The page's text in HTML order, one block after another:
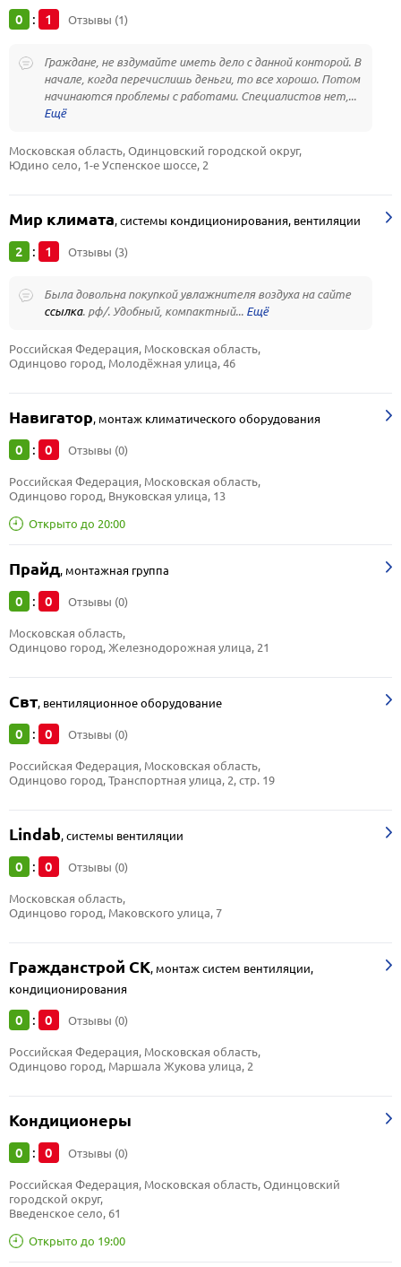
0 : 1 Отзывы (1)
Граждане, не вздумайте иметь дело с данной конторой. В
начале, когда перечислишь деньги, то все хорошо. Потом
начинаются проблемы с работами. Специалистов нет,...
Московская область, Одинцовский городской округ,
Юдино село, 1-е Успенское шоссе, 2
Мир климата,системы кондиционирования, вентиляции
2 : 1 Отзывы (3)
Была довольна покупкой увлажнителя воздуха на сайте
ссылка. рф/. Удобный, компактный...
Российская Федерация, Московская область,
Одинцово город, Молодёжная улица, 46
Навигатор, монтаж климатического оборудования
0 : 0 Отзывы (0)
Открыто до 20:00
Российская Федерация, Московская область,
Одинцово город, Внуковская улица, 13
Прайд, монтажная группа
0 : 0 Отзывы (0)
Московская область,
Одинцово город, Железнодорожная улица, 21
Свт, вентиляционное оборудование
0 : 0 Отзывы (0)
Российская Федерация, Московская область,
Одинцово город, Транспортная улица, 2, стр. 19
Lindab,системы вентиляции
0 : 0 Отзывы (0)
Московская область,
Одинцово город, Маковского улица, 7
Гражданстрой СК, монтаж систем вентиляции,
кондиционирования
0 : 0 Отзывы (0)
Российская Федерация, Московская область,
Одинцово город, Маршала Жукова улица, 2
Кондиционеры
0 : 0 Отзывы (0)
Открыто до 19:00
Российская Федерация, Московская область, Одинцовский
городской округ,
Введенское село, 61